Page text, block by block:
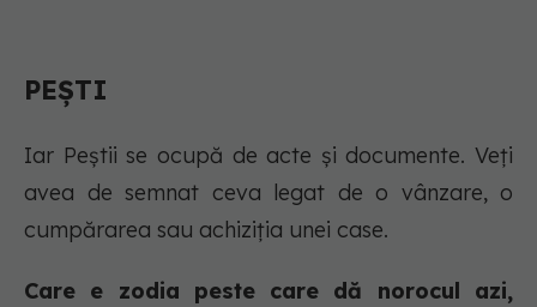
PEȘTI
Iar Peștii se ocupă de acte și documente. Veți
avea de semnat ceva legat de o vânzare, o
cumpărarea sau achiziția unei case.
Care e zodia peste care dă norocul azi,